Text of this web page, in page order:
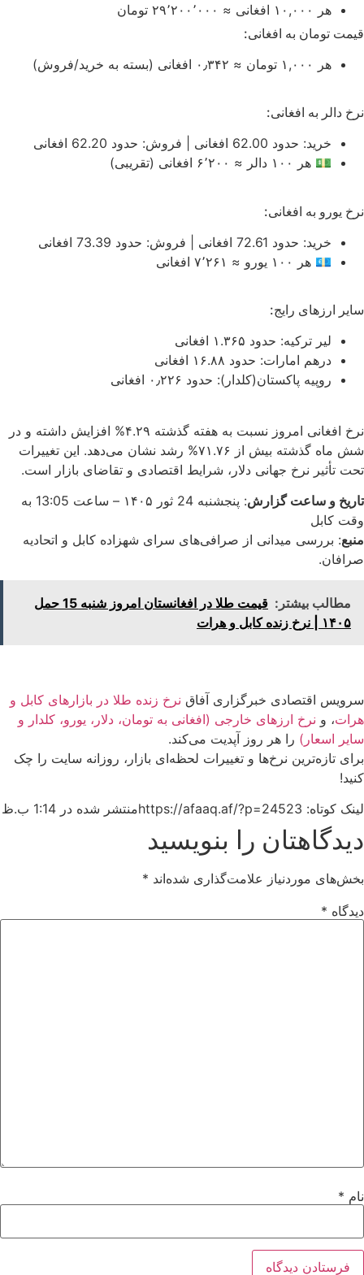
هر ۱۰,۰۰۰ افغانی ≈ ۲۹٬۲۰۰٬۰۰۰ تومان
قیمت تومان به افغانی:
هر ۱,۰۰۰ تومان ≈‌ ۰٫۳۴۲ افغانی (بسته به خرید/فروش)
نرخ دالر به افغانی:
خرید: حدود 62.00 افغانی | فروش: حدود 62.20 افغانی
💵 هر ۱۰۰ دالر ≈ ۶٬۲۰۰ افغانی (تقریبی)
نرخ یورو به افغانی:
خرید: حدود 72.61 افغانی | فروش: حدود 73.39 افغانی
💶 هر ۱۰۰ یورو ≈ ۷٬۲۶۱ افغانی
سایر ارزهای رایج:
لیر ترکیه: حدود ۱.۳۶۵ افغانی
درهم امارات: حدود ۱۶.۸۸ افغانی
روپیه پاکستان(کلدار): حدود ۰٫۲۲۶ افغانی
نرخ افغانی امروز نسبت به هفته گذشته ۴.۲۹% افزایش داشته و در
شش ماه گذشته بیش از ۷۱.۷۶% رشد نشان می‌دهد. این تغییرات
تحت تأثیر نرخ جهانی دلار، شرایط اقتصادی و تقاضای بازار است.
تاریخ و ساعت گزارش
: پنجشنبه 24 ثور ۱۴۰۵ – ساعت 13:05 به
وقت کابل
منبع: بررسی میدانی از صرافی‌های سرای شهزاده کابل و اتحادیه
صرافان.
مطالب بیشتر:
قیمت طلا در افغانستان امروز شنبه 15 حمل
۱۴۰۵ | نرخ زنده کابل و هرات
سرویس اقتصادی خبرگزاری آفاق نرخ زنده طلا در بازارهای کابل و
هرات، و نرخ ارزهای خارجی (افغانی به تومان، دلار، یورو، کلدار و
سایر اسعار) را هر روز آپدیت می‌کند.
برای تازه‌ترین نرخ‌ها و تغییرات لحظه‌ای بازار، روزانه سایت را چک
کنید!
لینک کوتاه: https://afaaq.af/?p=24523
منتشر شده در 1:14 ب.ظ
دیدگاهتان را بنویسید
بخش‌های موردنیاز علامت‌گذاری شده‌اند *
دیدگاه *
نام *